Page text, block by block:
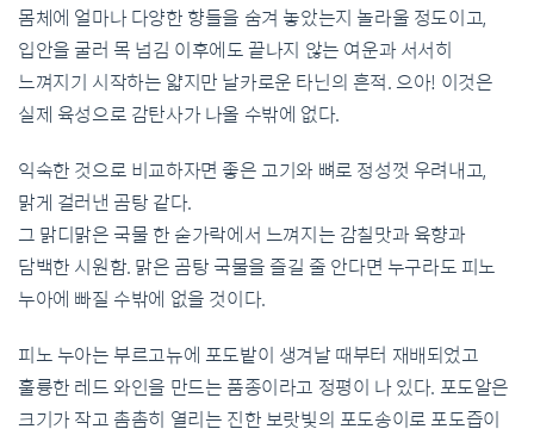
몸체에 얼마나 다양한 향들을 숨겨 놓았는지 놀라울 정도이고,
입안을 굴러 목 넘김 이후에도 끝나지 않는 여운과 서서히
느껴지기 시작하는 얇지만 날카로운 타닌의 흔적. 으아! 이것은
실제 육성으로 감탄사가 나올 수밖에 없다.
익숙한 것으로 비교하자면 좋은 고기와 뼈로 정성껏 우려내고,
맑게 걸러낸 곰탕 같다.
그 맑디맑은 국물 한 숟가락에서 느껴지는 감칠맛과 육향과
담백한 시원함. 맑은 곰탕 국물을 즐길 줄 안다면 누구라도 피노
누아에 빠질 수밖에 없을 것이다.
피노 누아는 부르고뉴에 포도밭이 생겨날 때부터 재배되었고
훌륭한 레드 와인을 만드는 품종이라고 정평이 나 있다. 포도알은
크기가 작고 촘촘히 열리는 진한 보랏빛의 포도송이로 포도즙이